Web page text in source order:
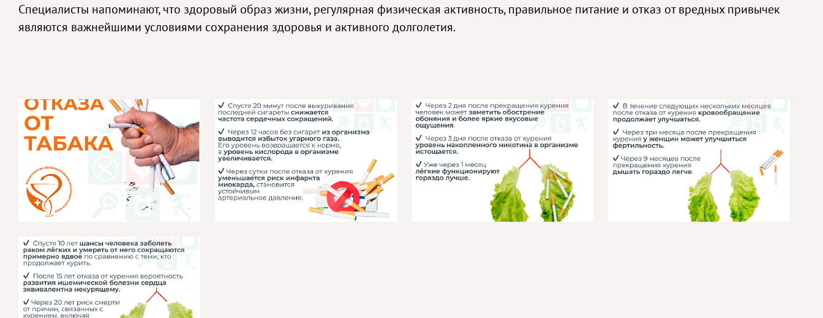
Специалисты напоминают, что здоровый образ жизни, регулярная физическая активность, правильное питание и отказ от вредных привычек
являются важнейшими условиями сохранения здоровья и активного долголетия.